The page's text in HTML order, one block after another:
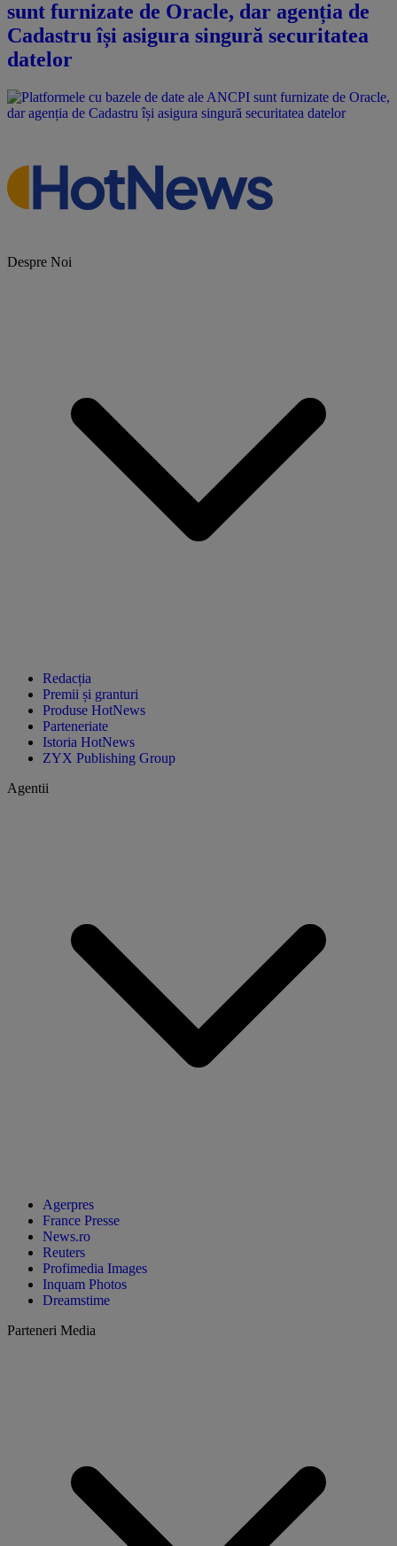
sunt furnizate de Oracle, dar agenția de
Cadastru își asigura singură securitatea
datelor
Despre Noi
Redacția
Premii și granturi
Produse HotNews
Parteneriate
Istoria HotNews
ZYX Publishing Group
Agentii
Agerpres
France Presse
News.ro
Reuters
Profimedia Images
Inquam Photos
Dreamstime
Parteneri Media